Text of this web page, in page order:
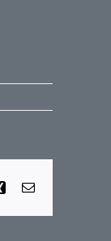
Xing E-